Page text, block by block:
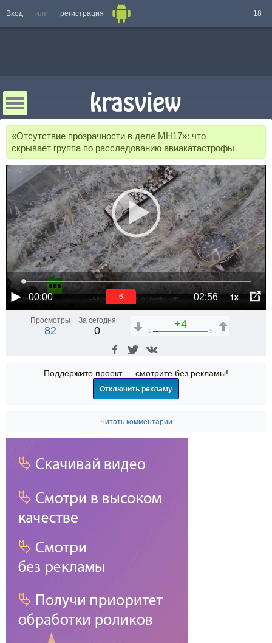
Вход или регистрация 18+
«Отсутствие прозрачности в деле MH17»: что
скрывает группа по расследованию авиакатастрофы
00:00 02:56 1x
6
Просмотры
82
За сегодня
0
+4
1 5
Поддержите проект — смотрите без рекламы!
Отключить рекламу
Читать комментарии